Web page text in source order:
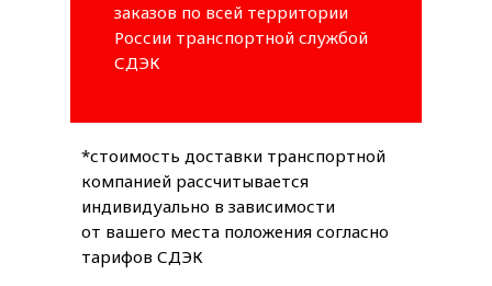
заказов по всей территории
России транспортной службой
СДЭК
*стоимость доставки транспортной
компанией рассчитывается
индивидуально в зависимости
от вашего места положения согласно
тарифов СДЭК